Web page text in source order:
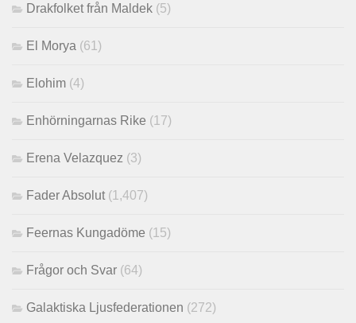
Drakfolket från Maldek (5)
El Morya (61)
Elohim (4)
Enhörningarnas Rike (17)
Erena Velazquez (3)
Fader Absolut (1,407)
Feernas Kungadöme (15)
Frågor och Svar (64)
Galaktiska Ljusfederationen (272)